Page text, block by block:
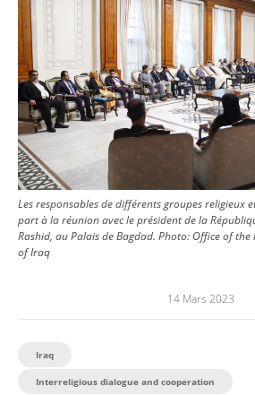
Les responsables de différents groupes religieux
part à la réunion avec le président de la
Rashid, au Palais de Bagdad. Photo: Office of the
of Iraq
14 Mars 2023
Iraq
Interreligious dialogue and cooperation